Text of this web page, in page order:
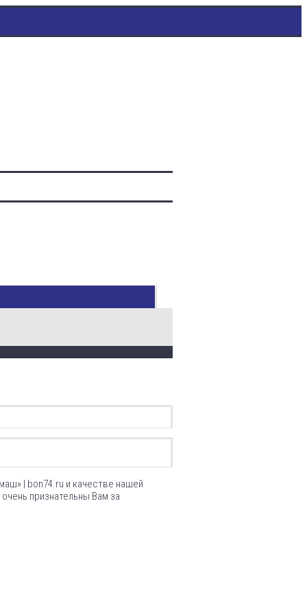
| bon74.ru и качестве нашей
признательны Вам за